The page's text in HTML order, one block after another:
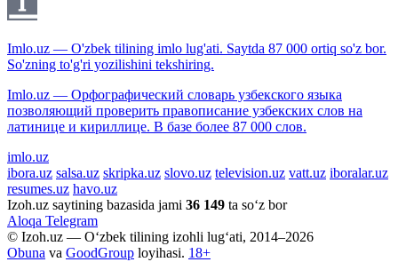
Imlo.uz — O'zbek tilining imlo lug'ati. Saytda 87 000 ortiq so'z bor.
So'zning to'g'ri yozilishini tekshiring.
Imlo.uz — Орфографический словарь узбекского языка
позволяющий проверить правописание узбекских слов на
латинице и кириллице. В базе более 87 000 слов.
imlo.uz
ibora.uz salsa.uz skripka.uz slovo.uz television.uz vatt.uz iboralar.uz
resumes.uz havo.uz
Izoh.uz saytining bazasida jami 36 149 ta so‘z bor
Aloqa Telegram
© Izoh.uz — O‘zbek tilining izohli lug‘ati, 2014–2026
Obuna va GoodGroup loyihasi. 18+